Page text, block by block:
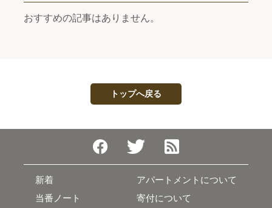
おすすめの記事はありません。
トップへ戻る
新着
当番ノート
アパートメントについて
寄付について